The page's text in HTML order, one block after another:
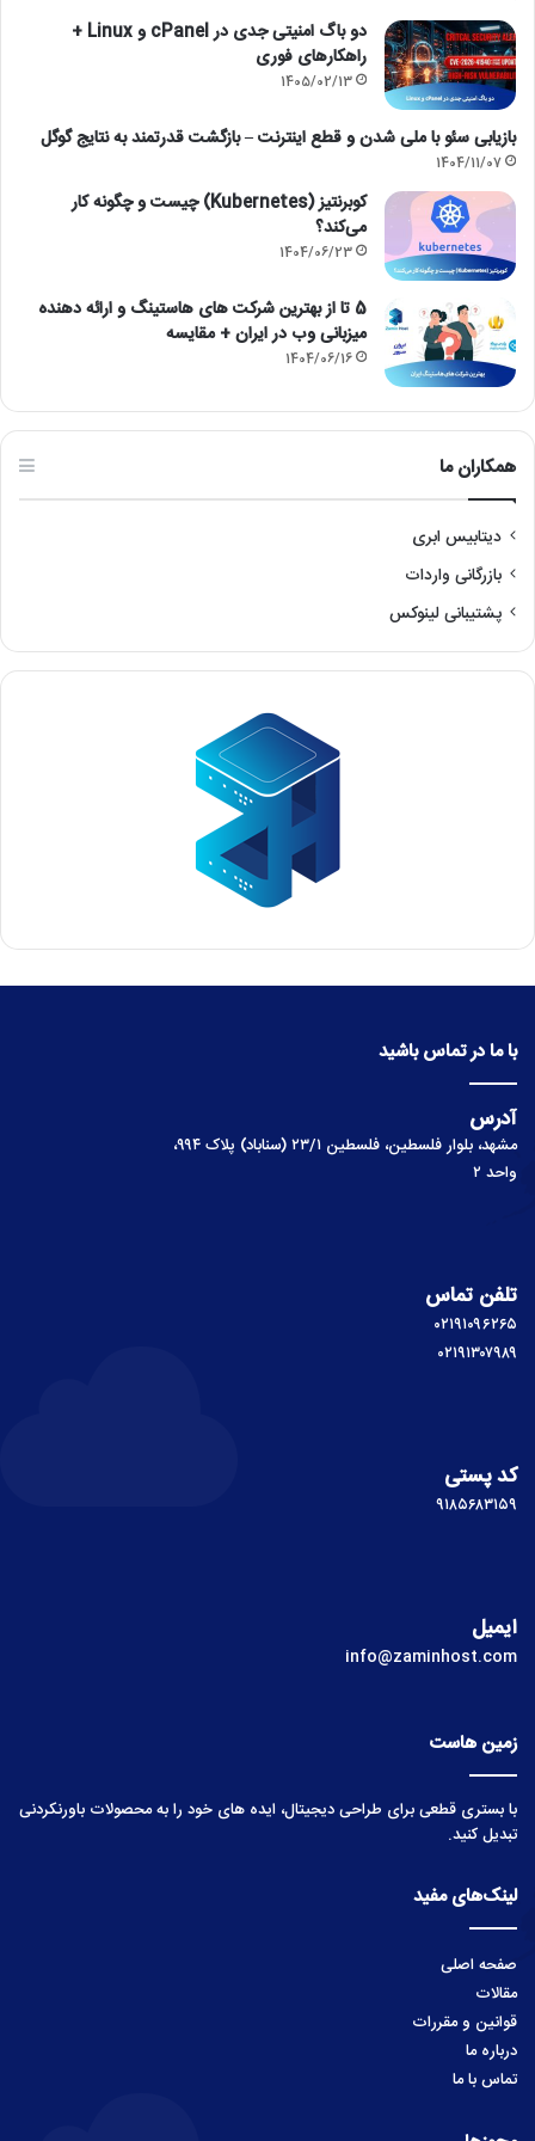
دو باگ امنیتی جدی در cPanel و Linux +
راهکارهای فوری
1405/02/13
بازیابی سئو با ملی شدن و قطع اینترنت – بازگشت قدرتمند به نتایج گوگل
1404/11/07
کوبرنتیز (Kubernetes) چیست و چگونه کار
می‌کند؟
1404/06/23
5 تا از بهترین شرکت های هاستینگ و ارائه دهنده
میزبانی وب در ایران + مقایسه
1404/06/16
همکاران ما
دیتابیس ابری
بازرگانی واردات
پشتیبانی لینوکس
با ما در تماس باشید
آدرس
مشهد، بلوار فلسطین، فلسطین ۲۳/۱ (سناباد) پلاک ۹۹۴،
واحد ۲
تلفن تماس
۰۲۱۹۱۰۹۶۲۶۵
۰۲۱۹۱۳۰۷۹۸۹
کد پستی
۹۱۸۵۶۸۳۱۵۹
ایمیل
info@zaminhost.com
زمین هاست
با بستری قطعی برای طراحی دیجیتال، ایده های خود را به محصولات باورنکردنی
تبدیل کنید.
لینک‌های مفید
صفحه اصلی
مقالات
قوانین و مقررات
درباره ما
تماس با ما